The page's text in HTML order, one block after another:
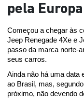
pela Europa
Começou a chegar às
Jeep Renegade 4Xe e
passo da marca norte-
seus carros.
Ainda não há uma data
ao Brasil, mas,
próximo, não devendo